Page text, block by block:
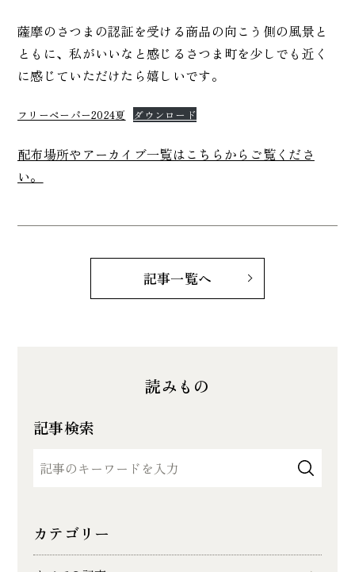
薩摩のさつまの認証を受ける商品の向こう側の風景と
ともに、私がいいなと感じるさつま町を少しでも近く
に感じていただけたら嬉しいです。
フリーペーパー2024夏 ダウンロード
配布場所やアーカイブ一覧はこちらからご覧くださ
い。
記事一覧へ
読みもの
記事検索
カテゴリー